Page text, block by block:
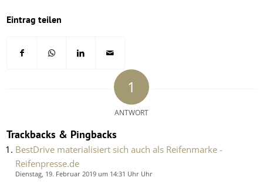
Eintrag teilen
1
ANTWORT
Trackbacks & Pingbacks
BestDrive materialisiert sich auch als Reifenmarke -
Reifenpresse.de
Dienstag, 19. Februar 2019 um 14:31 Uhr Uhr